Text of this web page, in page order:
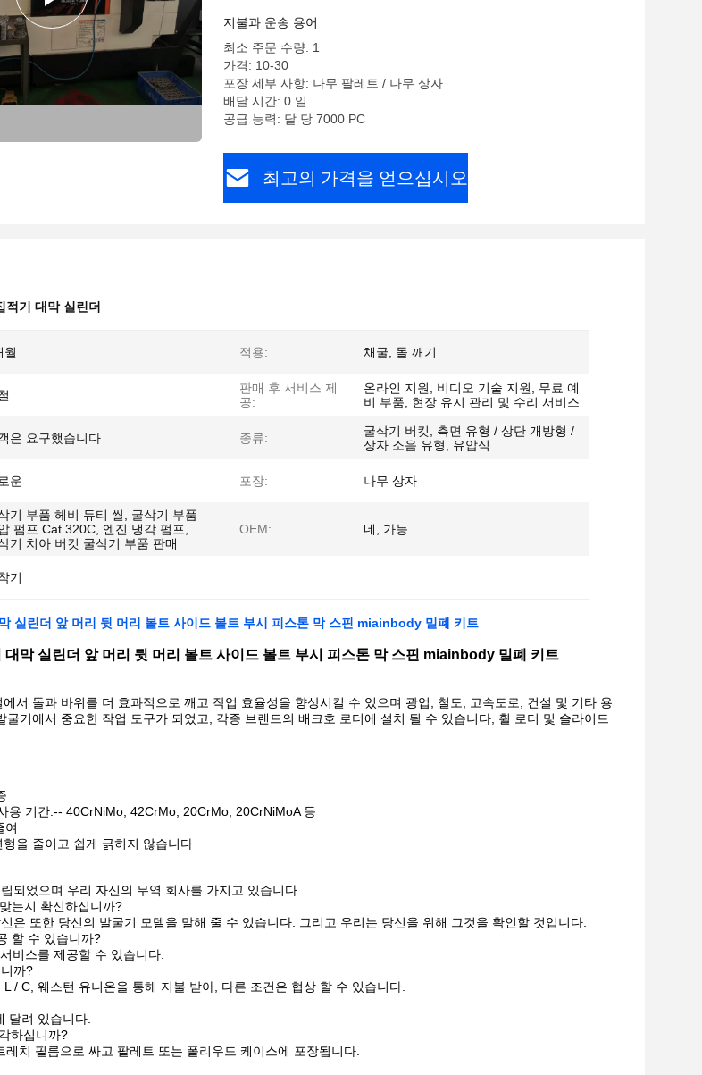
지불과 운송 용어
최소 주문 수량: 1
가격: 10-30
포장 세부 사항: 나무 팔레트 / 나무 상자
배달 시간: 0 일
공급 능력: 달 당 7000 PC
최고의 가격을 얻으십시오
적기 대막 실린더
월 적용: 채굴, 돌 깨기
판매 후 서비스 제
공:
온라인 지원, 비디오 기술 지원, 무료 예
비 부품, 현장 유지 관리 및 수리 서비스
은 요구했습니다 종류:
굴삭기 버킷, 측면 유형 / 상단 개방형 /
상자 소음 유형, 유압식
운 포장: 나무 상자
기 부품 헤비 듀티 씰, 굴삭기 부품
펌프 Cat 320C, 엔진 냉각 펌프,
기 치아 버킷 굴삭기 부품 판매
OEM: 네, 가능
기
실린더 앞 머리 뒷 머리 볼트 사이드 볼트 부시 피스톤 막 스핀 miainbody 밀폐 키트
대막 실린더 앞 머리 뒷 머리 볼트 사이드 볼트 부시 피스톤 막 스핀 miainbody 밀폐 키트
서 돌과 바위를 더 효과적으로 깨고 작업 효율성을 향상시킬 수 있으며 광업, 철도, 고속도로, 건설 및 기타 용
굴기에서 중요한 작업 도구가 되었고, 각종 브랜드의 배크호 로더에 설치 될 수 있습니다, 휠 로더 및 슬라이드
용 기간.-- 40CrNiMo, 42CrMo, 20CrMo, 20CrNiMoA 등
여
을 줄이고 쉽게 긁히지 않습니다
되었으며 우리 자신의 무역 회사를 가지고 있습니다.
는지 확신하십니까?
은 또한 당신의 발굴기 모델을 말해 줄 수 있습니다. 그리고 우리는 당신을 위해 그것을 확인할 것입니다.
할 수 있습니까?
비스를 제공할 수 있습니다.
까?
/ C, 웨스턴 유니온을 통해 지불 받아, 다른 조건은 협상 할 수 있습니다.
달려 있습니다.
하십니까?
치 필름으로 싸고 팔레트 또는 폴리우드 케이스에 포장됩니다.